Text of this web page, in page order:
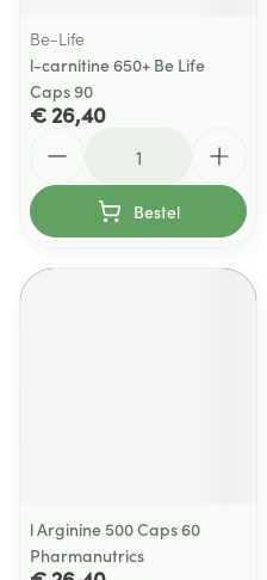
Be-Life
l-carnitine 650+ Be Life
Caps 90
€ 26,40
Bestel
l Arginine 500 Caps 60
Pharmanutrics